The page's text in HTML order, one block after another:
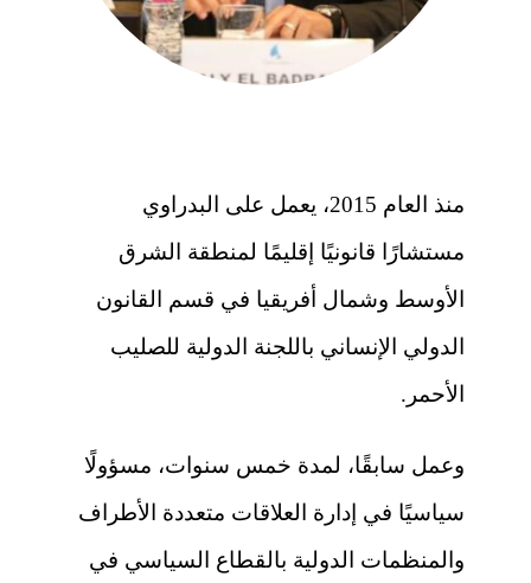
منذ العام 2015، يعمل على البدراوي
مستشارًا قانونيًا إقليمًا لمنطقة الشرق
الأوسط وشمال أفريقيا في قسم القانون
الدولي الإنساني باللجنة الدولية للصليب
الأحمر.
وعمل سابقًا، لمدة خمس سنوات، مسؤولًا
سياسيًا في إدارة العلاقات متعددة الأطراف
والمنظمات الدولية بالقطاع السياسي في